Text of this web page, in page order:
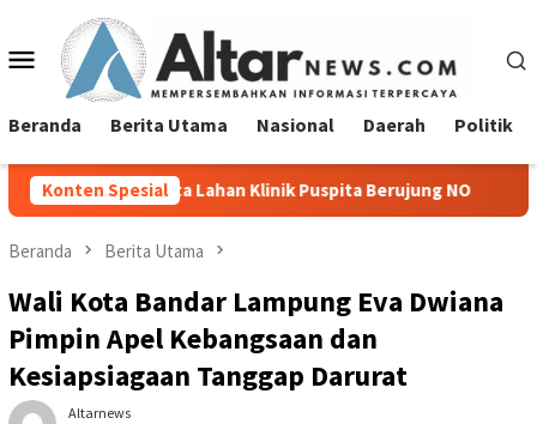
konten Menu
Mobile
Beranda Berita Utama Nasional Daerah Politik
Konten Spesial
Klinik Puspita Berujung NO Sambut Hari
Beranda Berita Utama
Wali Kota Bandar Lampung Eva Dwiana
Pimpin Apel Kebangsaan dan
Kesiapsiagaan Tanggap Darurat
Altarnews